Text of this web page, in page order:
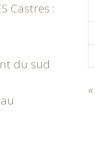
Castres :
du sud